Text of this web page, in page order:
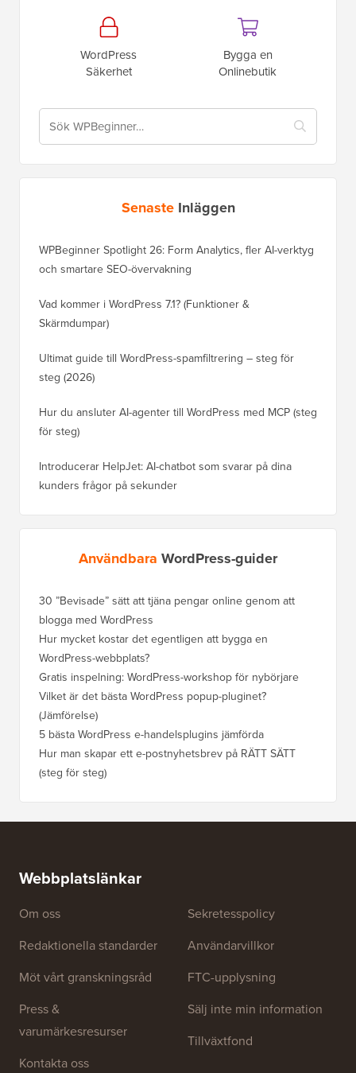
WordPress
Säkerhet
Bygga en
Onlinebutik
Senaste Inläggen
WPBeginner Spotlight 26: Form Analytics, fler AI-verktyg
och smartare SEO-övervakning
Vad kommer i WordPress 7.1? (Funktioner &
Skärmdumpar)
Ultimat guide till WordPress-spamfiltrering – steg för
steg (2026)
Hur du ansluter AI-agenter till WordPress med MCP (steg
för steg)
Introducerar HelpJet: AI-chatbot som svarar på dina
kunders frågor på sekunder
Användbara WordPress-guider
30 ”Bevisade” sätt att tjäna pengar online genom att
blogga med WordPress
Hur mycket kostar det egentligen att bygga en
WordPress-webbplats?
Gratis inspelning: WordPress-workshop för nybörjare
Vilket är det bästa WordPress popup-pluginet?
(Jämförelse)
5 bästa WordPress e-handelsplugins jämförda
Hur man skapar ett e-postnyhetsbrev på RÄTT SÄTT
(steg för steg)
Webbplatslänkar
Om oss
Redaktionella standarder
Möt vårt granskningsråd
Press &
varumärkesresurser
Kontakta oss
Sekretesspolicy
Användarvillkor
FTC-upplysning
Sälj inte min information
Tillväxtfond